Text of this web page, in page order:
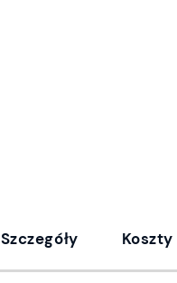
Szczegóły